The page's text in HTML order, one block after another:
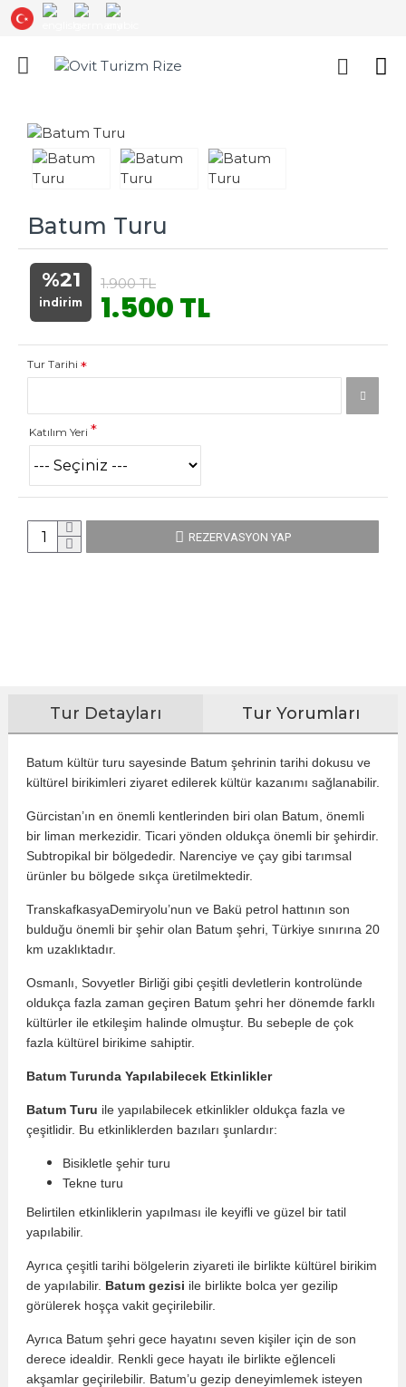
Batum Turu
%21
indirim 1.500 TL
1.900 TL
Tur Tarihi
Katılım Yeri
REZERVASYON YAP
Tur Detayları Tur Yorumları
Batum kültür turu sayesinde Batum şehrinin tarihi dokusu ve
kültürel birikimleri ziyaret edilerek kültür kazanımı sağlanabilir.
Gürcistan’ın en önemli kentlerinden biri olan Batum, önemli
bir liman merkezidir. Ticari yönden oldukça önemli bir şehirdir.
Subtropikal bir bölgededir. Narenciye ve çay gibi tarımsal
ürünler bu bölgede sıkça üretilmektedir.
TranskafkasyaDemiryolu’nun ve Bakü petrol hattının son
bulduğu önemli bir şehir olan Batum şehri, Türkiye sınırına 20
km uzaklıktadır.
Osmanlı, Sovyetler Birliği gibi çeşitli devletlerin kontrolünde
oldukça fazla zaman geçiren Batum şehri her dönemde farklı
kültürler ile etkileşim halinde olmuştur. Bu sebeple de çok
fazla kültürel birikime sahiptir.
Batum Turunda Yapılabilecek Etkinlikler
Batum Turu ile yapılabilecek etkinlikler oldukça fazla ve
çeşitlidir. Bu etkinliklerden bazıları şunlardır:
Bisikletle şehir turu
Tekne turu
Belirtilen etkinliklerin yapılması ile keyifli ve güzel bir tatil
yapılabilir.
Ayrıca çeşitli tarihi bölgelerin ziyareti ile birlikte kültürel birikim
de yapılabilir. Batum gezisi ile birlikte bolca yer gezilip
görülerek hoşça vakit geçirilebilir.
Ayrıca Batum şehri gece hayatını seven kişiler için de son
derece idealdir. Renkli gece hayatı ile birlikte eğlenceli
akşamlar geçirilebilir. Batum’u gezip deneyimlemek isteyen